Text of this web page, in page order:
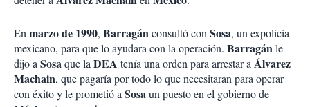
En marzo de 1990, Barragánconsultó con Sosa, un expolicía
mexicano, para que lo ayudara con la operación. Barragánle
dijo a Sosaque la DEA tenía una orden para arrestar a Álvarez
Machain, que pagaría por todo lo que necesitaran para operar
con éxito y le prometió a Sosaun puesto en el gobierno de